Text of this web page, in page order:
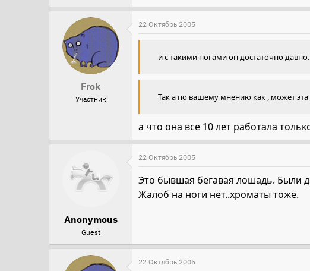
Frok
Участник
22 Октябрь 2005
и с такими ногами он достаточно
Так а по вашему мнению как , может
а что она все 10 лет работала
Anonymous
Guest
22 Октябрь 2005
Это бывшая бегавая лошадь. Были
Жалоб на ноги нет..хроматы тоже.
22 Октябрь 2005